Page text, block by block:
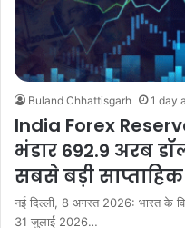
Buland Chhattisgarh 1 day
India Forex
भंडार 692.9 अरब
सबसे बड़ी
नई दिल्ली, 8 अगस्त 2026: भारत के
31 जुलाई 2026…